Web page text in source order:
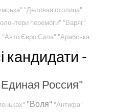
"Деловая столица"
перемоги" "Варяг"
"Авто Євро Сила" "Арабська
кандидати -
Россия"
"Воля" "Антифа"